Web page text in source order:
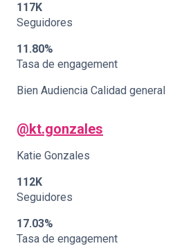
117K
Seguidores
11.80%
Tasa de engagement
Bien Audiencia Calidad general
@kt.gonzales
Katie Gonzales
112K
Seguidores
17.03%
Tasa de engagement